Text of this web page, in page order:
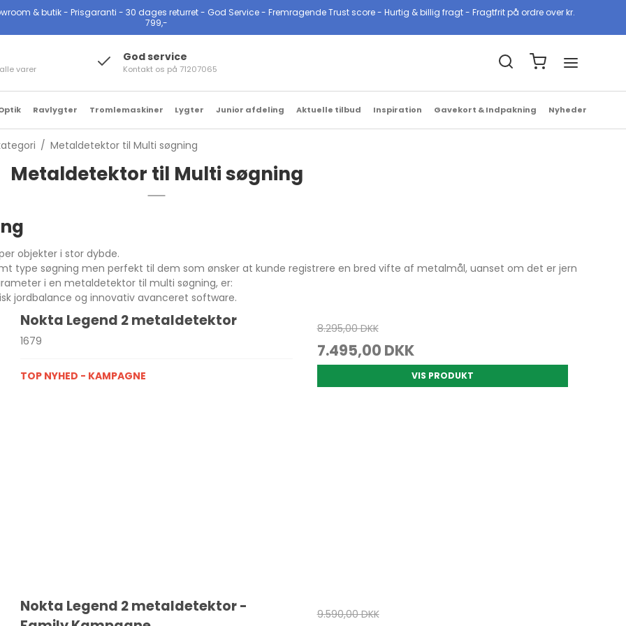
& butik - Prisgaranti - 30 dages returret - God Service - Fremragende Trust score - Hurtig & billig fragt - Fragtfrit på ordre over kr.
799,-
varer
God service
Kontakt os på 71207065
Billig & hurtig fragt
1-2 hverdage med GLS & PostNord
Metaldetektor til
Scannere
Security Metaldetektor
&
beskyttelses
stænger
bøger
Tilbehør til Legend 2
Hagl magnet
Magnetkoste
Digiscope Mobiltelefon
Teleskop & Mikroskop
Special optik og andre
Carson produkter
gulvstativ
Ravlygter
& Tasker
beskyttelses &
briller
Engangs Batterier
Tromlemaskiner Lygter
Lygter
lygter & LED lys
Junior afdeling Aktuelle tilbud Inspiration Gavekort & Indpakning Nyheder
/ Metaldetektor til Multi søgning
Metaldetektor til Multi søgning
objekter i stor dybde.
type søgning men perfekt til dem som ønsker at kunde registrere en bred vifte af metalmål, uanset om det er jern
i en metaldetektor til multi søgning, er:
jordbalance og innovativ avanceret software.
Nokta Legend 2 metaldetektor
1679
TOP NYHED - KAMPAGNE
8.295,00 DKK
7.495,00 DKK
VIS PRODUKT
Nokta Legend 2 metaldetektor -
9.590,00 DKK